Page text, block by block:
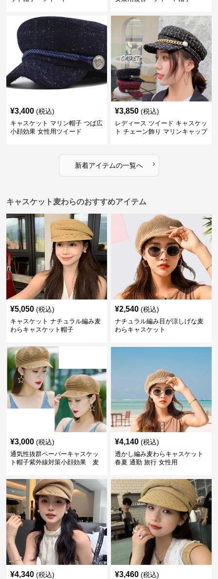
¥3,400 (税込)
キャスケット マリン帽子 つば広
小顔効果 女性用ツイード
¥3,850 (税込)
レディース ツイード キャスケッ
ト チェーン飾り マリンキャップ
新着アイテムの一覧へ ›
キャスケット麦わらのおすすめアイテム
¥5,050 (税込)
キャスケット ナチュラル編み麦
わらキャスケット帽子
¥2,540 (税込)
ナチュラル編み目が涼しげな麦
わらキャスケット
¥3,000 (税込)
通気性抜群ペーパーキャスケッ
ト帽子紫外線対策小顔効果 麦
¥4,140 (税込)
透かし編み麦わらキャスケット
春夏 通勤 旅行 女性用
¥4,340 (税込) ¥3,460 (税込)